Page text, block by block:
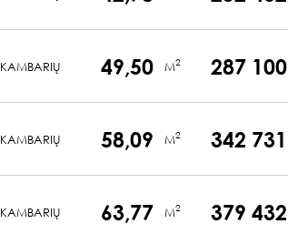
KAMBARIŲ 49,50 M2 287 100
KAMBARIŲ 58,09 M2 342 731
KAMBARIŲ 63,77 M2 379 432